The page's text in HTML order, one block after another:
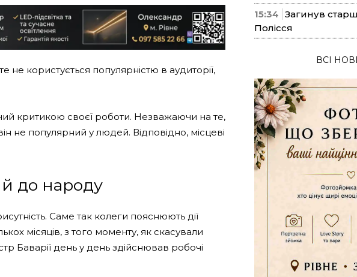
користується популярністю в аудиторії,
критикою своєї роботи. Незважаючи на те,
не популярний у людей. Відповідно, місцеві
до народу
Саме так колеги пояснюють дії
місяців, з того моменту, як скасували
Баварії день у день здійснював робочі
15:34 Загинув
Полісся
ВСІ